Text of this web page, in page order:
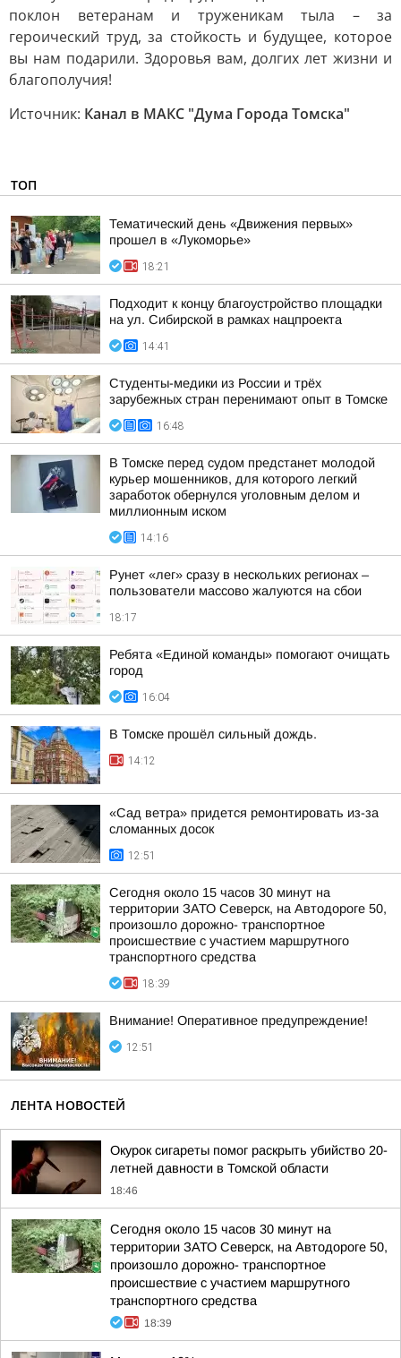
поклон ветеранам и труженикам тыла – за
героический труд, за стойкость и будущее, которое
вы нам подарили. Здоровья вам, долгих лет жизни и
благополучия!
Источник: Канал в МАКС "Дума Города Томска"
ТОП
Тематический день «Движения первых»
прошел в «Лукоморье»
18:21
Подходит к концу благоустройство площадки
на ул. Сибирской в рамках нацпроекта
14:41
Студенты-медики из России и трёх
зарубежных стран перенимают опыт в Томске
16:48
В Томске перед судом предстанет молодой
курьер мошенников, для которого легкий
заработок обернулся уголовным делом и
миллионным иском
14:16
Рунет «лег» сразу в нескольких регионах –
пользователи массово жалуются на сбои
18:17
Ребята «Единой команды» помогают очищать
город
16:04
В Томске прошёл сильный дождь.
14:12
«Сад ветра» придется ремонтировать из-за
сломанных досок
12:51
Сегодня около 15 часов 30 минут на
территории ЗАТО Северск, на Автодороге 50,
произошло дорожно- транспортное
происшествие с участием маршрутного
транспортного средства
18:39
Внимание! Оперативное предупреждение!
12:51
ЛЕНТА НОВОСТЕЙ
Окурок сигареты помог раскрыть убийство 20-
летней давности в Томской области
18:46
Сегодня около 15 часов 30 минут на
территории ЗАТО Северск, на Автодороге 50,
произошло дорожно- транспортное
происшествие с участием маршрутного
транспортного средства
18:39